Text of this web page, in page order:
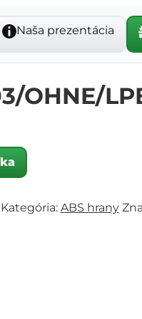
Naša prezentácia
OHNE/
Kategória: ABS hrany